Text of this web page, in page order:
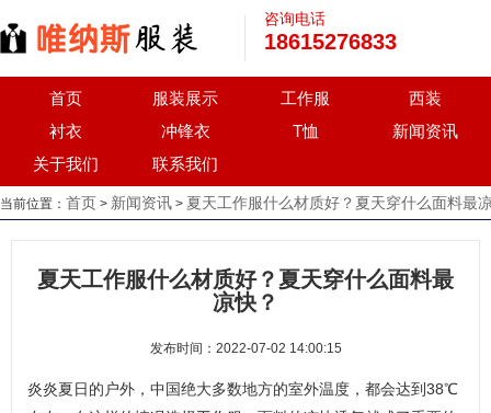
咨询电话
18615276833
首页 服装展示 工作服
西装
衬衣
冲锋衣 T恤
新闻资讯
关于我们
联系我们
当前位置： 首页 > 新闻资讯 > 夏天工作服什么材质好？夏天穿什么面料最
夏天工作服什么材质好？夏天穿什么面料最
凉快？
发布时间：2022-07-02 14:00:15
炎炎夏日的户外，中国绝大多数地方的室外温度，都会达到38℃